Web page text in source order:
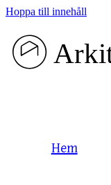
Hoppa till innehåll
Hem